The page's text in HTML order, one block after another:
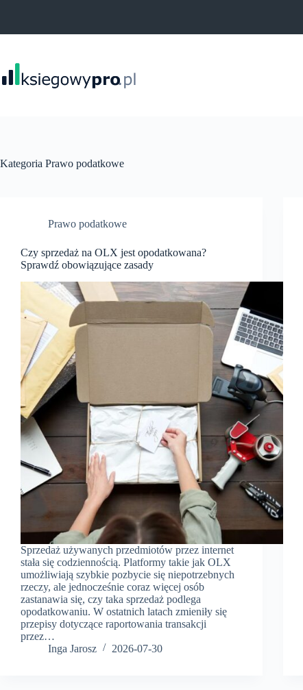
Kategoria Prawo podatkowe
Prawo podatkowe
Czy sprzedaż na OLX jest opodatkowana?
Sprawdź obowiązujące zasady
Sprzedaż używanych przedmiotów przez internet
stała się codziennością. Platformy takie jak OLX
umożliwiają szybkie pozbycie się niepotrzebnych
rzeczy, ale jednocześnie coraz więcej osób
zastanawia się, czy taka sprzedaż podlega
opodatkowaniu. W ostatnich latach zmieniły się
przepisy dotyczące raportowania transakcji
przez…
Inga Jarosz
2026-07-30